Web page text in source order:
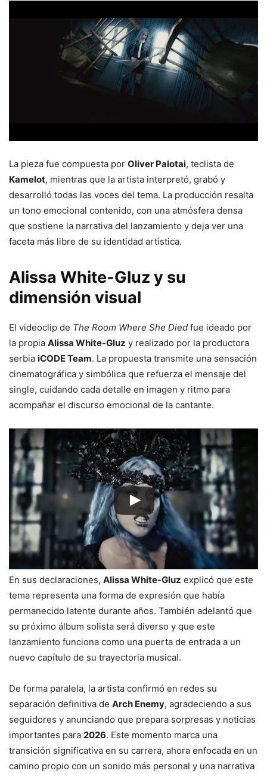
La pieza fue compuesta por Oliver Palotai, teclista de
Kamelot, mientras que la artista interpretó, grabó y
desarrolló todas las voces del tema. La producción resalta
un tono emocional contenido, con una atmósfera densa
que sostiene la narrativa del lanzamiento y deja ver una
faceta más libre de su identidad artística.
Alissa White-Gluz y su
dimensión visual
El videoclip de The Room Where She Died fue ideado por
la propia Alissa White-Gluz y realizado por la productora
serbia iCODE Team. La propuesta transmite una sensación
cinematográfica y simbólica que refuerza el mensaje del
single, cuidando cada detalle en imagen y ritmo para
acompañar el discurso emocional de la cantante.
En sus declaraciones, Alissa White-Gluz explicó que este
tema representa una forma de expresión que había
permanecido latente durante años. También adelantó que
su próximo álbum solista será diverso y que este
lanzamiento funciona como una puerta de entrada a un
nuevo capítulo de su trayectoria musical.
De forma paralela, la artista confirmó en redes su
separación definitiva de Arch Enemy, agradeciendo a sus
seguidores y anunciando que prepara sorpresas y noticias
importantes para 2026. Este momento marca una
transición significativa en su carrera, ahora enfocada en un
camino propio con un sonido más personal y una narrativa